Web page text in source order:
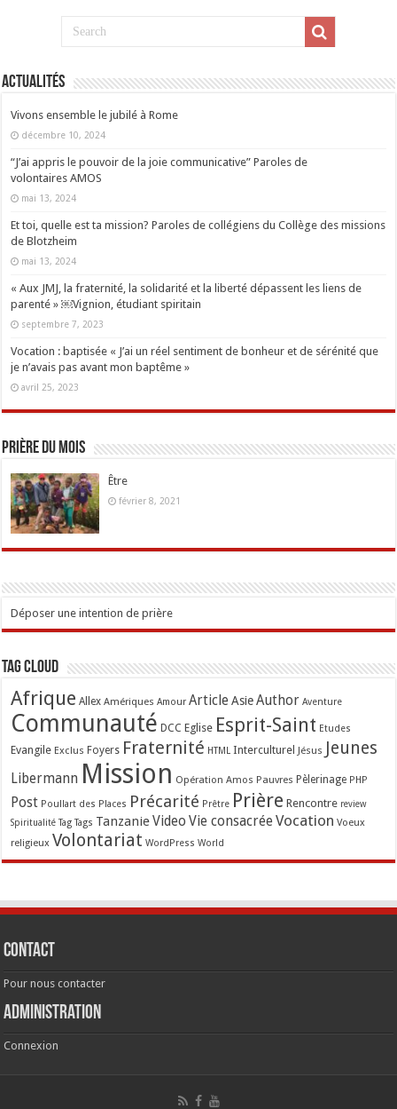
Actualités
Vivons ensemble le jubilé à Rome
décembre 10, 2024
“J’ai appris le pouvoir de la joie communicative” Paroles de
volontaires AMOS
mai 13, 2024
Et toi, quelle est ta mission? Paroles de collégiens du Collège des missions
de Blotzheim
mai 13, 2024
« Aux JMJ, la fraternité, la solidarité et la liberté dépassent les liens de
parenté » ￼Vignion, étudiant spiritain
septembre 7, 2023
Vocation : baptisée « J’ai un réel sentiment de bonheur et de sérénité que
je n’avais pas avant mon baptême »
avril 25, 2023
Prière du mois
Être
février 8, 2021
Déposer une intention de prière
Tag Cloud
Afrique Allex Amériques Amour Article Asie Author Aventure
Communauté DCC Eglise Esprit-Saint Etudes
Evangile Exclus Foyers Fraternité HTML Interculturel Jésus Jeunes
Libermann Mission Opération Amos Pauvres Pèlerinage PHP
Post Poullart des Places Précarité Prêtre Prière Rencontre review
Spiritualité Tag Tags TanzanieVideo Vie consacrée Vocation Voeux
religieux Volontariat WordPress World
Contact
Pour nous contacter
Administration
Connexion